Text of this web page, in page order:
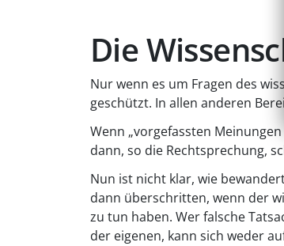
Die
Nur wenn es um Fragen des
geschützt. In allen anderen
Wenn „vorgefassten
dann, so die Rechtsprechung,
Nun ist nicht klar, wie
dann überschritten, wenn der
zu tun haben. Wer falsche
der eigenen, kann sich weder